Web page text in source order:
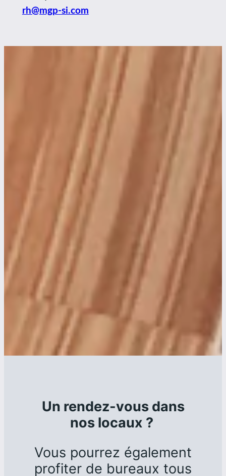
rh@mgp-si.com
Un rendez-vous dans
nos locaux ?
Vous pourrez également
profiter de bureaux tous